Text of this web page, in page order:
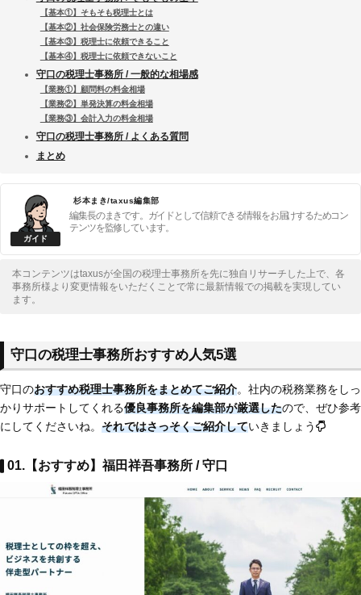
【基本①】そもそも税理士とは
【基本②】社会保険労務士との違い
【基本③】税理士に依頼できること
【基本④】税理士に依頼できないこと
守口の税理士事務所 / 一般的な相場感
【業務①】顧問料の料金相場
【業務②】単発決算の料金相場
【業務③】会計入力の料金相場
守口の税理士事務所 / よくある質問
まとめ
杉本まき/taxus編集部
編集長のまきです。ガイドとして信頼できる情報をお届けするためコン
テンツを監修しています。
本コンテンツはtaxusが全国の税理士事務所を先に独自リサーチした上で、各
事務所様より変更情報をいただくことで常に最新情報での掲載を実現してい
ます。
守口の税理士事務所おすすめ人気5選
守口のおすすめ税理士事務所をまとめてご紹介。社内の税務業務をしっ
かりサポートしてくれる優良事務所を編集部が厳選したので、ぜひ参考
にしてくださいね。 それではさっそくご紹介していきましょう
01.【おすすめ】福田祥吾事務所 / 守口